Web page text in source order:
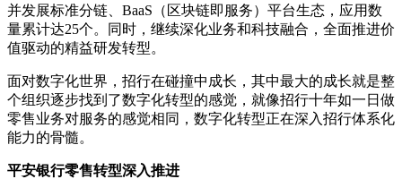
并发展标准分链、BaaS（区块链即服务）平台生态，应用数
量累计达25个。同时，继续深化业务和科技融合，全面推进价
值驱动的精益研发转型。
面对数字化世界，招行在碰撞中成长，其中最大的成长就是整
个组织逐步找到了数字化转型的感觉，就像招行十年如一日做
零售业务对服务的感觉相同，数字化转型正在深入招行体系化
能力的骨髓。
平安银行零售转型深入推进